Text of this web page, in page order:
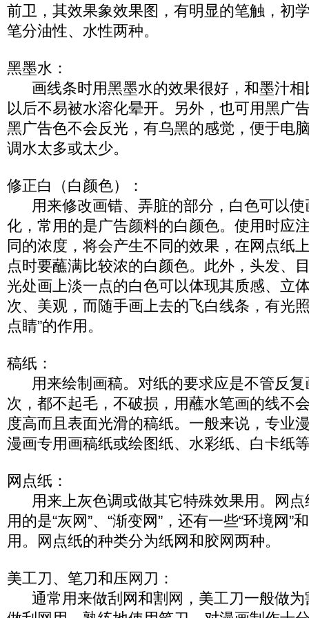
前卫，其效果象效果图，有明显的笔触，初
笔分油性、水性两种。
黑墨水：
画线条时用黑墨水的效果很好，和墨汁相
以后不易被水溶化晕开。另外，也可用黑广
黑广告色不会反光，有乌黑的感觉，便于电
调水太多或太少。
修正白（白颜色）：
用来修改画错、弄脏的部分，白色可以使
化，常用的是广告颜料的白颜色。使用时应
同的浓度，将会产生不同的效果，在网点纸
点时要蘸满比较浓的白颜色。此外，头发、
光处画上淡一点的白色可以体现其质感、立
次、美观，而随手画上去的飞白线条，有光
点睛”的作用。
稿纸：
用来绘制画稿。对纸的要求应是不管反复
次，都不起毛，不破损，用蘸水笔画的线不
度高而且表面光滑的稿纸。一般来说，专业
漫画专用画稿纸或绘图纸、水彩纸、白卡纸
网点纸：
用来上灰色调或做其它特殊效果用。网点
用的是“灰网”、“渐变网”，还有一些“环境网”
用。网点纸的种类分为纸网和胶网两种。
美工刀、笔刀和压网刀：
通常用来做刮网和割网，美工刀一般做为